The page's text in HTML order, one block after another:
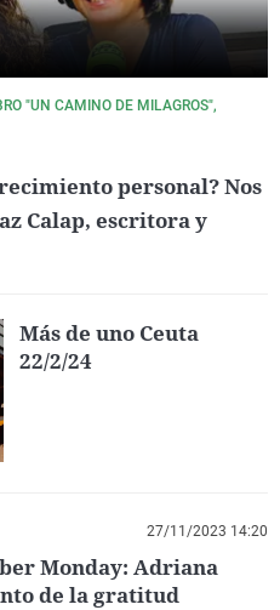
"UN CAMINO DE MILAGROS",
personal? Nos
Calap, escritora y
Más de uno Ceuta
22/2/24
27/11/2023 14:20
Monday: Adriana
de la gratitud